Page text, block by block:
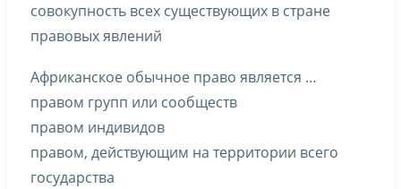
совокупность всех существующих в стране
правовых явлений
Африканское обычное право является …
правом групп или сообществ
правом индивидов
правом, действующим на территории всего
государства